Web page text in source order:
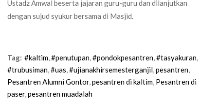
Ustadz Amwal beserta jajaran guru-guru dan dilanjutkan
dengan sujud syukur bersama di Masjid.
Tag: #kaltim,#penutupan,#pondokpesantren,#tasyakuran,
#trubusiman,#uas,#ujianakhirsemesterganjil,pesantren,
Pesantren Alumni Gontor,pesantren di kaltim, Pesantren di
paser,pesantren muadalah